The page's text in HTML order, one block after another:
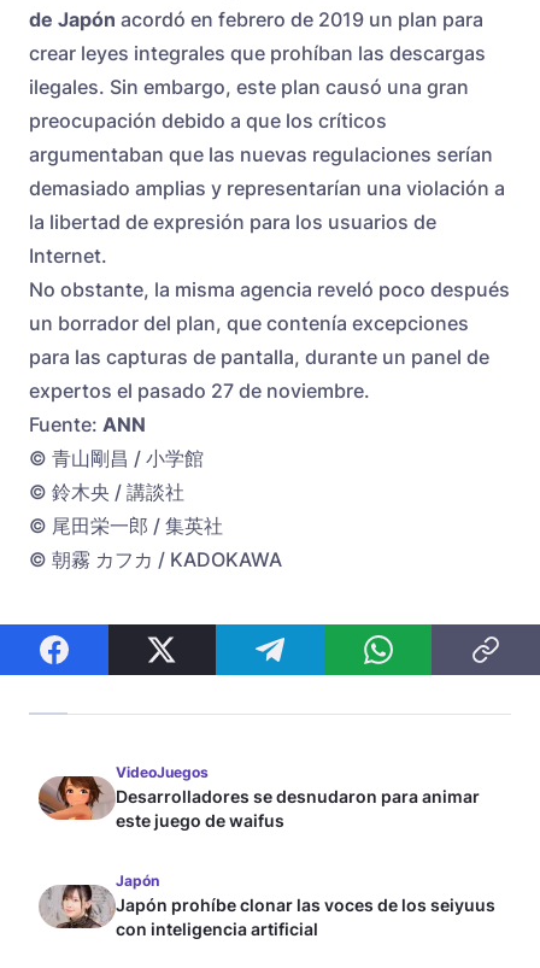
de Japón acordó en febrero de 2019 un plan para
crear leyes integrales que prohíban las descargas
ilegales. Sin embargo, este plan causó una gran
preocupación debido a que los críticos
argumentaban que las nuevas regulaciones serían
demasiado amplias y representarían una violación a
la libertad de expresión para los usuarios de
Internet.
No obstante, la misma agencia reveló poco después
un borrador del plan, que contenía excepciones
para las capturas de pantalla, durante un panel de
expertos el pasado 27 de noviembre.
Fuente: ANN
© 青山剛昌 / 小学館
©️ 鈴木央 / 講談社
© 尾田栄一郎 / 集英社
© 朝霧 カフカ / KADOKAWA
VideoJuegos
Desarrolladores se desnudaron para animar
este juego de waifus
Japón
Japón prohíbe clonar las voces de los seiyuus
con inteligencia artificial